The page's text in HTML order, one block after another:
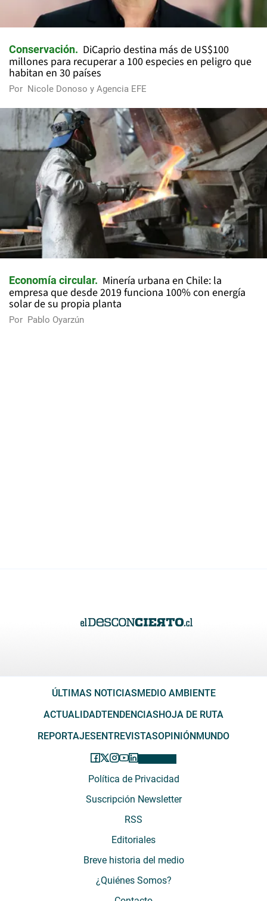
Conservación
DiCaprio destina más de US$100
millones para recuperar a 100 especies en peligro que
habitan en 30 países
Por Nicole Donoso y Agencia EFE
Economía circular
Minería urbana en Chile: la
empresa que desde 2019 funciona 100% con energía
solar de su propia planta
Por Pablo Oyarzún
ÚLTIMAS NOTICIAS MEDIO AMBIENTE
ACTUALIDADTENDENCIAS HOJA DE RUTA
REPORTAJES ENTREVISTASOPINIÓN MUNDO
Política de Privacidad
Suscripción Newsletter
RSS
Editoriales
Breve historia del medio
¿Quiénes Somos?